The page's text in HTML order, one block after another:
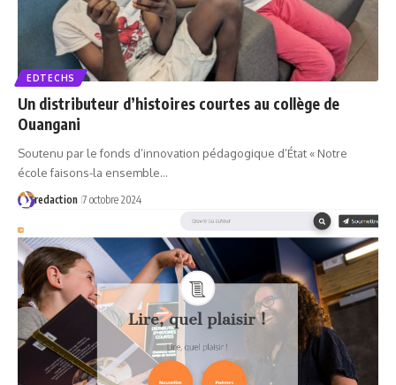
EDTECHS
Un distributeur d’histoires courtes au collège de
Ouangani
Soutenu par le fonds d’innovation pédagogique d’État « Notre
école faisons-la ensemble…
redaction 7 octobre 2024